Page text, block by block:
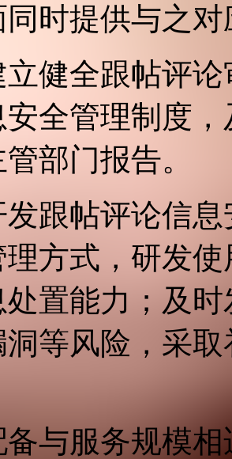
同时提供与之
立健全跟帖评
全管理制度
部门报告。
发跟帖评论信
方式，研发
置能力；及
等风险，采
备与服务规模